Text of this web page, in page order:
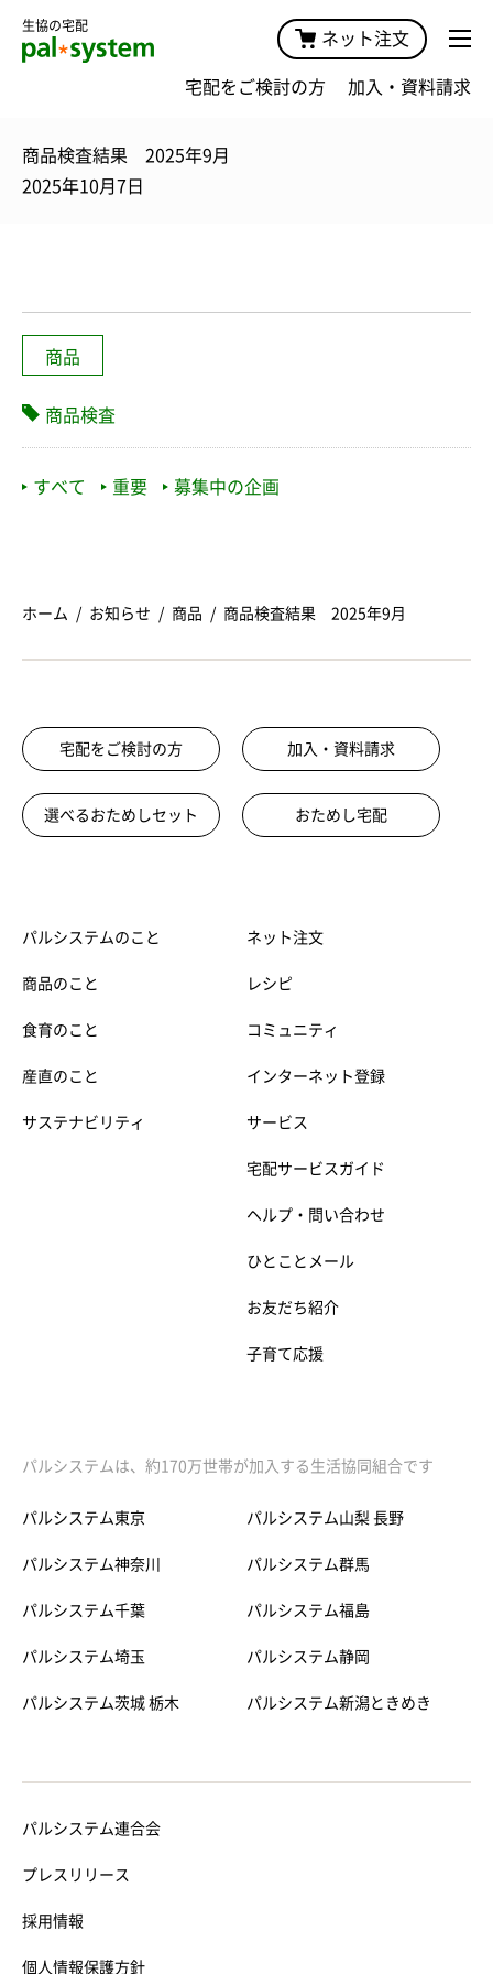
生協の宅配
ネット注文
宅配をご検討の方 加入・資料請求
商品検査結果 2025年9月
2025年10月7日
商品
商品検査
すべて 重要 募集中の企画
ホーム お知らせ 商品 商品検査結果 2025年9月
宅配をご検討の方 加入・資料請求
選べるおためしセット おためし宅配
パルシステムのこと
商品のこと
食育のこと
産直のこと
サステナビリティ
ネット注文
レシピ
コミュニティ
インターネット登録
サービス
宅配サービスガイド
ヘルプ・問い合わせ
ひとことメール
お友だち紹介
子育て応援
パルシステムは、約170万世帯が加入する生活協同組合です
パルシステム東京
パルシステム神奈川
パルシステム千葉
パルシステム埼玉
パルシステム茨城 栃木
パルシステム山梨 長野
パルシステム群馬
パルシステム福島
パルシステム静岡
パルシステム新潟ときめき
パルシステム連合会
プレスリリース
採用情報
個人情報保護方針